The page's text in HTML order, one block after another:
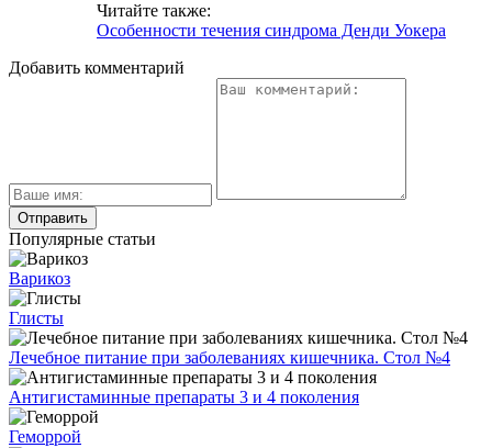
Читайте также:
Особенности течения синдрома Денди Уокера
Добавить комментарий
Популярные статьи
Варикоз
Глисты
Лечебное питание при заболеваниях кишечника. Стол №4
Антигистаминные препараты 3 и 4 поколения
Геморрой